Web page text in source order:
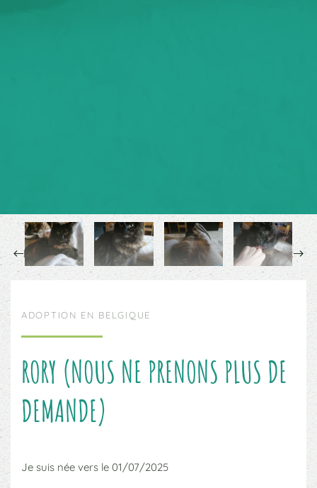
Précédent Suivant
ADOPTION EN BELGIQUE
RORY (NOUS NE PRENONS PLUS DE
DEMANDE)
Je suis née vers le 01/07/2025